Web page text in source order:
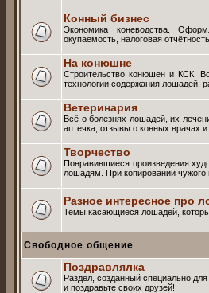
Конный бизнес
Экономика коневодства.
окупаемость, налоговая
На конюшне
Строительство конюшен и КСК.
технологии содержания лошадей,
Ветеринария
Всё о болезнях лошадей, их
аптечка, отзывы о конных врачах
Творчество
Понравившиеся произведения
лошадям. При копировании чужого
Разное интересное про
Темы касающиеся лошадей,
Свободное общение
Поздравлялка
Раздел, созданный специально
и поздравьте своих друзей!